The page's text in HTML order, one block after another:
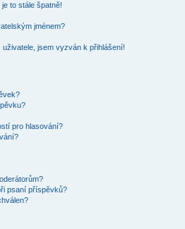
to stále špatně!
jménem?
jsem vyzván k přihlášení!
pro hlasování?
psaní příspěvků?